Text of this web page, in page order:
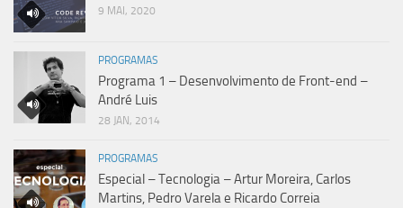
9 MAI, 2020
PROGRAMAS
Programa 1 – Desenvolvimento de Front-end –
André Luis
28 JAN, 2014
PROGRAMAS
Especial – Tecnologia – Artur Moreira, Carlos
Martins, Pedro Varela e Ricardo Correia